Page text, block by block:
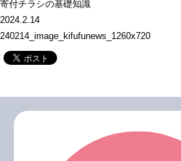
寄付チラシの基礎知識
2024.2.14
240214_image_kifufunews_1260x720